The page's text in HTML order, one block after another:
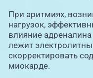
При аритмиях,
нагрузок,
влияние
лежит
скорректировать
миокарде.